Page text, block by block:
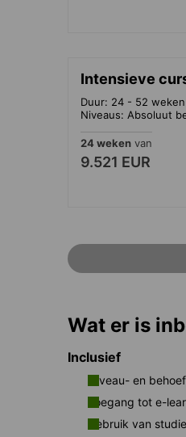
Intensieve
Duur: 24 - 52 weken
Niveaus: Absoluut
24 weken van
9.521 EUR
Wat er is
Inclusief
Niveau- en
Toegang tot e-
Gebruik van